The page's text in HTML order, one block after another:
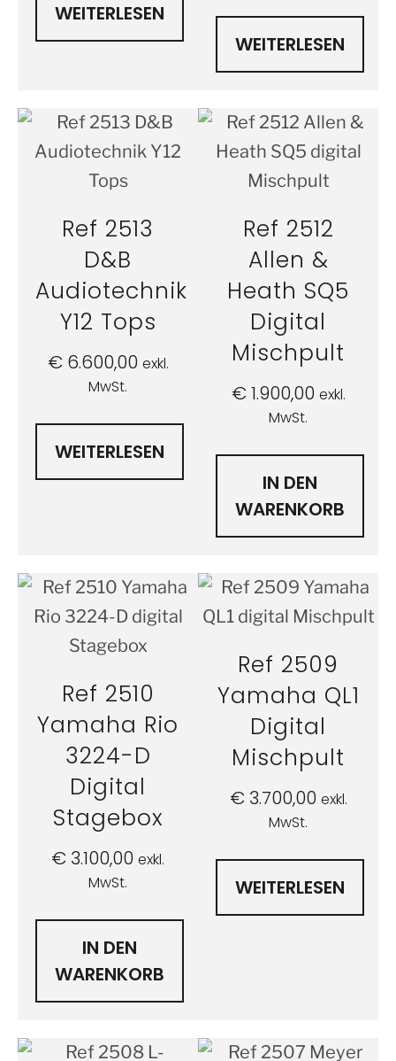
WEITERLESEN
WEITERLESEN
Ref 2513
D&B
Audiotechnik
Y12 Tops
€6.600,00 exkl.
MwSt.
WEITERLESEN
Ref 2512
Allen &
Heath SQ5
Digital
Mischpult
€1.900,00 exkl.
MwSt.
IN DEN
WARENKORB
Ref 2510
Yamaha Rio
3224-D
Digital
Stagebox
€ 3.100,00 exkl.
MwSt.
IN DEN
WARENKORB
Ref 2509
Yamaha QL1
Digital
Mischpult
€3.700,00 exkl.
MwSt.
WEITERLESEN